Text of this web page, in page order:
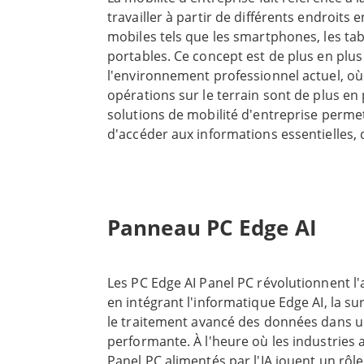
Alors que le besoin en solutions d'IA et
plus grands défis du secteur. Winmate
robustes. Ces produits allient
Winmate propose des solutions
PC, des ordinateurs portables et des
avec GPU embarqués sont essentiels
réel. Ils contribuent à améliorer les
En choisissant Winmate, vous
solutions qui répondent aux besoins
peuvent transformer vos opérations et
travailler à partir de différents endroits
mobiles tels que les smartphones, les
portables. Ce concept est de plus en
l'environnement professionnel actuel,
opérations sur le terrain sont de plus en
solutions de mobilité d'entreprise
d'accéder aux informations essentielles,
suffisent pas. C'est là que les appareils
conçus pour résister à des conditions
capacités informatiques de haute
ordinateurs portables durcis de
GPU NVIDIA et Intel, sont conçus pour
Panneau PC Edge AI
Les PC Edge AI Panel PC
en intégrant l'informatique Edge AI, la
le traitement avancé des données dans
performante. À l'heure où les industries